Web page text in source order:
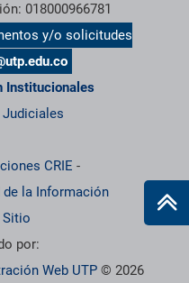
018000966781
y/o solicitudes
Institucionales
CRIE -
de la Información
Sitio
por:
Web UTP © 2026